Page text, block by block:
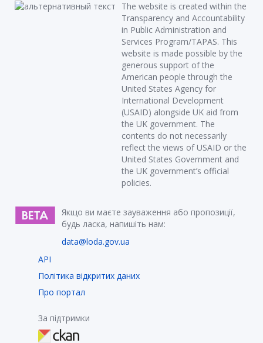
The website is created within the
Transparency and Accountability
in Public Administration and
Services Program/TAPAS. This
website is made possible by the
generous support of the
American people through the
United States Agency for
International Development
(USAID) alongside UK aid from
the UK government. The
contents do not necessarily
reflect the views of USAID or the
United States Government and
the UK government’s official
policies.
Якщо ви маєте зауваження або пропозиції,
будь ласка, напишіть нам:
data@loda.gov.ua
API
Політика відкритих даних
Про портал
За підтримки